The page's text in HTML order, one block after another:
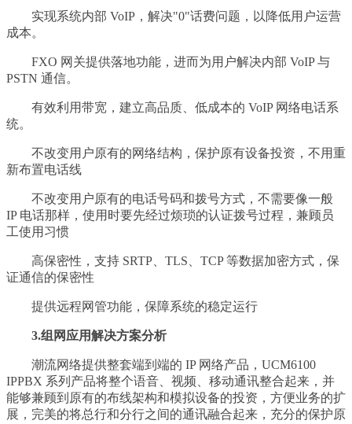
实现系统内部 VoIP，解决"0"话费问题，以降低用户运营
成本。
FXO 网关提供落地功能，进而为用户解决内部 VoIP 与
PSTN 通信。
有效利用带宽，建立高品质、低成本的 VoIP 网络电话系
统。
不改变用户原有的网络结构，保护原有设备投资，不用重
新布置电话线
不改变用户原有的电话号码和拨号方式，不需要像一般
IP 电话那样，使用时要先经过烦琐的认证拨号过程，兼顾员
工使用习惯
高保密性，支持 SRTP、TLS、TCP 等数据加密方式，保
证通信的保密性
提供远程网管功能，保障系统的稳定运行
3.组网应用解决方案分析
潮流网络提供整套端到端的 IP 网络产品，UCM6100
IPPBX 系列产品将整个语音、视频、移动通讯整合起来，并
能够兼顾到原有的布线架构和模拟设备的投资，方便业务的扩
展，完美的将总行和分行之间的通讯融合起来，充分的保护原